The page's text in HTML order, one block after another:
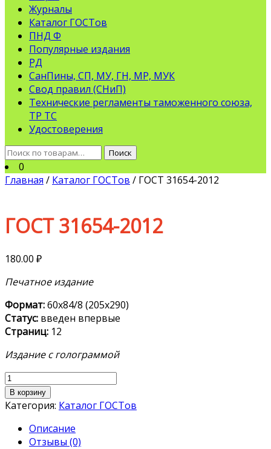
Журналы
Каталог ГОСТов
ПНД Ф
Популярные издания
РД
СанПины, СП, МУ, ГН, МР, МУК
Свод правил (СНиП)
Технические регламенты таможенного союза,
ТР ТС
Удостоверения
Искать:
Поиск
0
Главная / Каталог ГОСТов / ГОСТ 31654-2012
ГОСТ 31654-2012
180.00 ₽
Печатное издание
Формат:60х84/8 (205х290)
Статус: введен впервые
Страниц: 12
Издание с голограммой
Количество
товара
ГОСТ 31654-
В корзину
Категория: Каталог ГОСТов
Описание
Отзывы (0)